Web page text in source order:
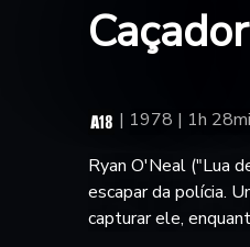
| 1978 | 1h
Ryan O'Neal ("Lua
escapar da polícia.
capturar ele,